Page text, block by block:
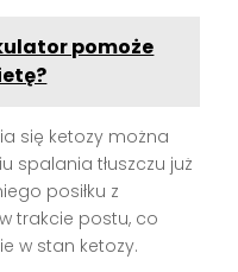
pomoże
się ketozy można
spalania tłuszczu już
posiłku z
trakcie postu, co
w stan ketozy.